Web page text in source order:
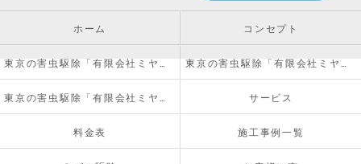
ホーム コンセプト
サービス
料金表 施工事例一覧